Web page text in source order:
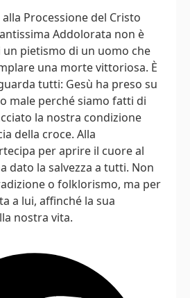
Processione del Cristo
Addolorata non è
pietismo di un uomo che
una morte vittoriosa. È
tutti: Gesù ha preso su
male perché siamo fatti di
la nostra condizione
della croce. Alla
per aprire il cuore al
dato la salvezza a tutti. Non
o folklorismo, ma per
a lui, affinché la sua
nostra vita.